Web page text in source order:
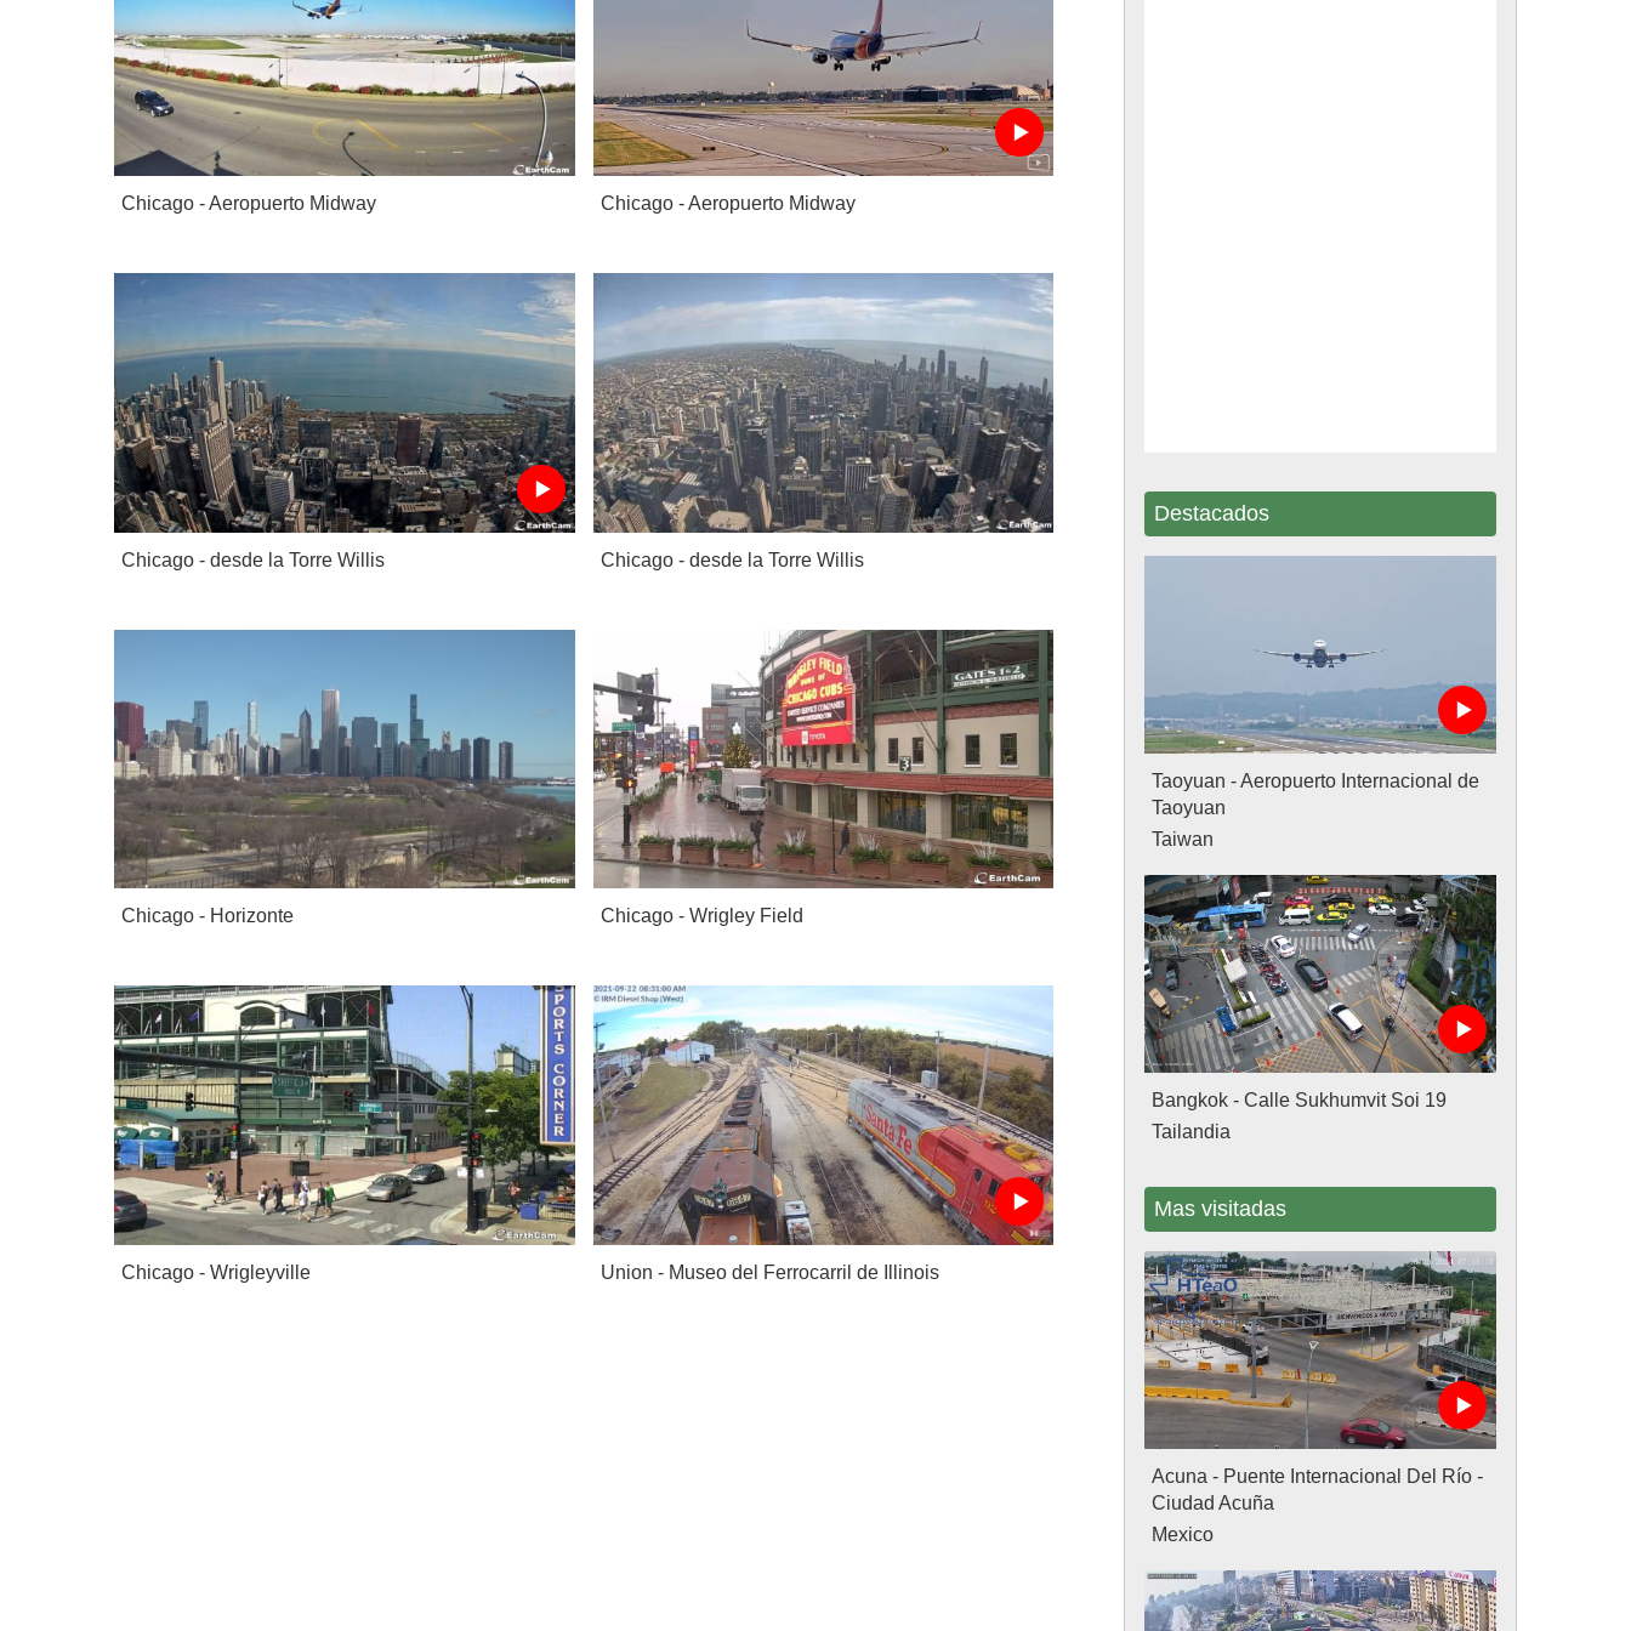
Chicago - Aeropuerto Midway Chicago - Aeropuerto Midway
Chicago - desde la Torre Willis Chicago - desde la Torre Willis
Chicago - Horizonte Chicago - Wrigley Field
Chicago - Wrigleyville Union - Museo del Ferrocarril de Illinois
Destacados
Taoyuan - Aeropuerto Internacional de
Taoyuan
Taiwan
Bangkok - Calle Sukhumvit Soi 19
Tailandia
Mas visitadas
Acuna - Puente Internacional Del Río -
Ciudad Acuña
Mexico